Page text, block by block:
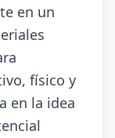
en un
físico y
en la idea